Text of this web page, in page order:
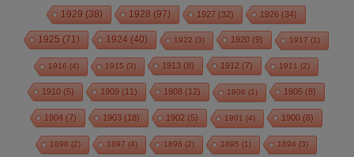
1929 (38) 1928 (97) 1927 (32) 1926 (34)
1925 (71) 1924 (40) 1922 (3) 1920 (9) 1917 (1)
1916 (4) 1915 (3) 1913 (8) 1912 (7) 1911 (2)
1910 (5) 1909 (11) 1908 (12) 1906 (1) 1905 (8)
1904 (7) 1903 (18) 1902 (5) 1901 (4) 1900 (6)
1898 (2) 1897 (4) 1896 (2) 1895 (1) 1894 (3)